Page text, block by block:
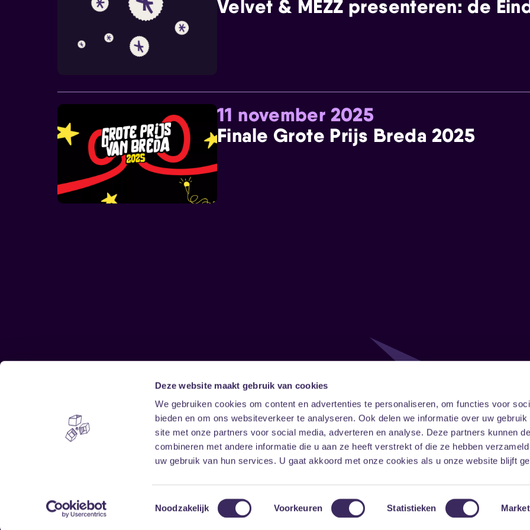
Deze website maakt gebruik van cookies
We gebruiken cookies om content en advertenties te personaliseren, om functies voor
bieden en om ons websiteverkeer te analyseren. Ook delen we informatie over uw gebruik
site met onze partners voor social media, adverteren en analyse. Deze partners kunnen
combineren met andere informatie die u aan ze heeft verstrekt of die ze hebben
uw gebruik van hun services. U gaat akkoord met onze cookies als u onze website blijft
Toestemmingsselectie
Noodzakelijk Voorkeuren Statistieken
Velvet & MEZZ presenteren: de
11 november 2025
Finale Grote Prijs Breda 2025
Home
Vrijwilligers
Disclaimer
Toegankelijkheid
Privacy & cookies
Follow
FacebookInstagramLinkedIn
Onze